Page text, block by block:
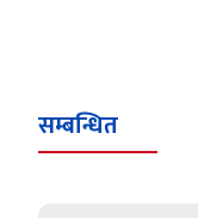
सम्बन्धित